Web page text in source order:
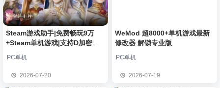
l***g 签到获取 28
w******g 签到获取
欢迎w******g 加入本站
8月4日
欢迎D****Z 加入本站
10小时前
12小时前
8月6日
Steam游戏助手|免费畅玩9万
+Steam单机游戏|支持D加密以
PC单机
2026-07-20
WeMod 超8000+单机游戏最新
修改器 解锁专业版
PC单机
2026-07-19